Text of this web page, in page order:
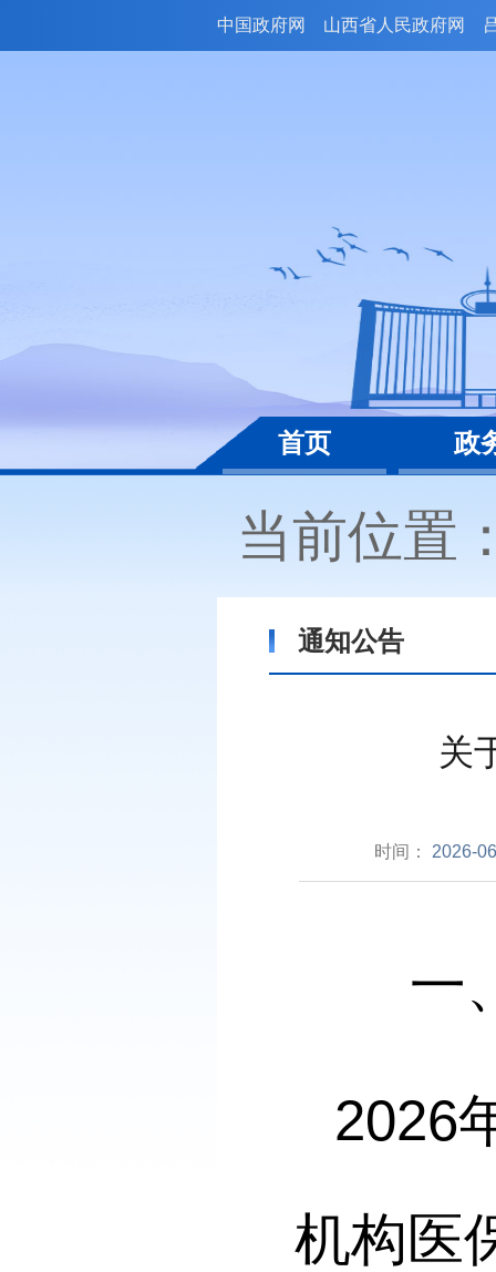
中国政府网 山西省人民政府网
首页 政
当前位置
通知公告
关
时间： 2026-
一
2026
机构医